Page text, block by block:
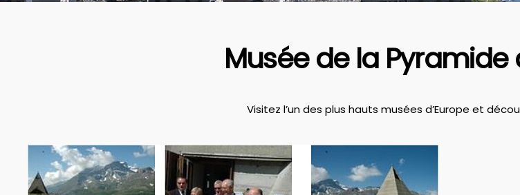
Musée de la
Visitez l’un des plus hauts musées d’Europe et